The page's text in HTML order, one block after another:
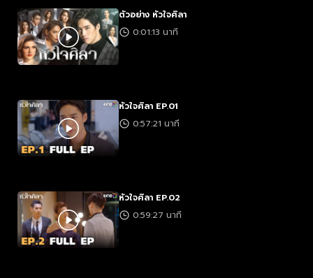
ตัวอย่าง หัวใจศิลา
0:01:13 นาที
หัวใจศิลา EP.01
0:57:21 นาที
หัวใจศิลา EP.02
0:59:27 นาที